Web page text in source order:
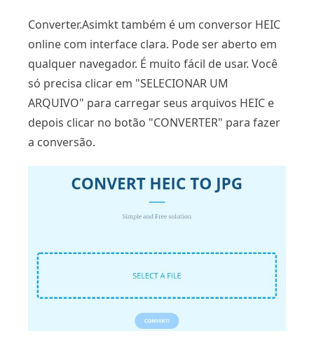
Converter.Asimkt também é um conversor HEIC
online com interface clara. Pode ser aberto em
qualquer navegador. É muito fácil de usar. Você
só precisa clicar em "SELECIONAR UM
ARQUIVO" para carregar seus arquivos HEIC e
depois clicar no botão "CONVERTER" para fazer
a conversão.